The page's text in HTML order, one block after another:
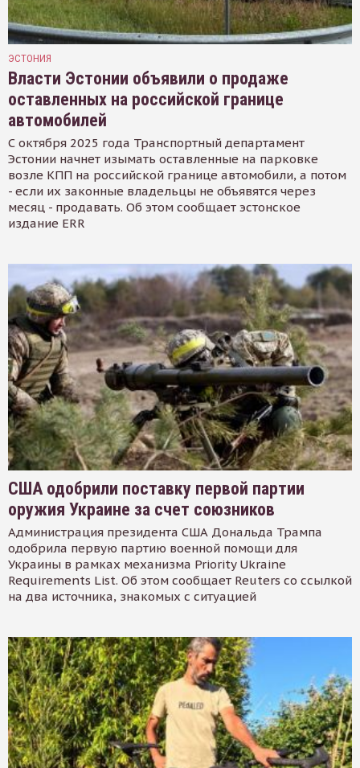
ЭСТОНИЯ
Власти Эстонии объявили о продаже
оставленных на российской границе
автомобилей
С октября 2025 года Транспортный департамент
Эстонии начнет изымать оставленные на парковке
возле КПП на российской границе автомобили, а потом
- если их законные владельцы не объявятся через
месяц - продавать. Об этом сообщает эстонское
издание ERR
США одобрили поставку первой партии
оружия Украине за счет союзников
Администрация президента США Дональда Трампа
одобрила первую партию военной помощи для
Украины в рамках механизма Priority Ukraine
Requirements List. Об этом сообщает Reuters со ссылкой
на два источника, знакомых с ситуацией